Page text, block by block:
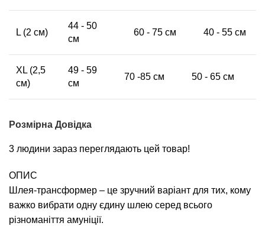
L (2 см)
44 - 50
см
60 - 75 см 40 - 55 см
XL (2,5
см)
49 - 59
см
70 -85 см 50 - 65 см
Розмірна Довідка
3 людини зараз переглядають цей товар!
ОПИС
Шлея-трансформер – це зручний варіант для тих, кому
важко вибрати одну єдину шлею серед всього
різноманіття амуніції.